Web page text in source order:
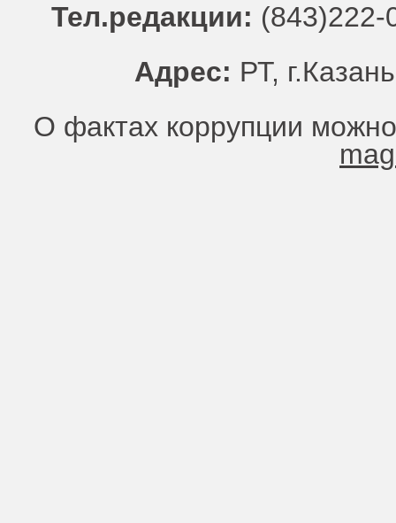
Тел.редакции:
Адрес: РТ,
О фактах коррупции